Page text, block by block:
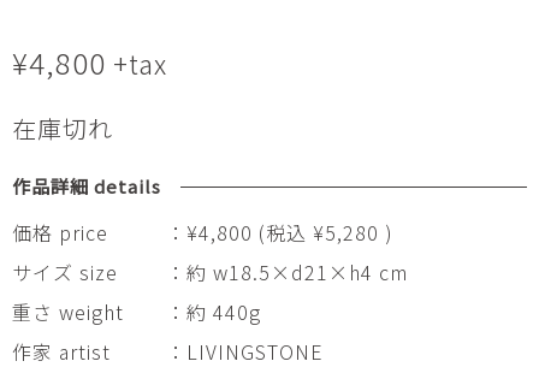
¥4,800 +tax
在庫切れ
作品詳細 details
価格 price
：¥4,800 (税込 ¥5,280 )
サイズ size
：約 w18.5×d21×h4 cm
重さ weight
：約 440g
作家 artist
：LIVINGSTONE